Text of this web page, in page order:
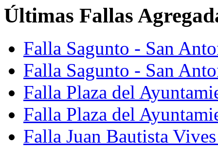
Últimas Fallas
Falla Sagunto - San
Falla Sagunto - San
Falla Plaza del
Falla Plaza del
Falla Juan Bautista